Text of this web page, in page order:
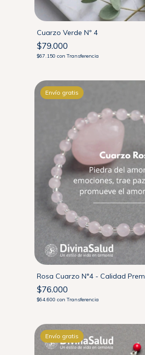
Cuarzo Verde Nº 4
$79.000
$67.150 con Transferencia
Envío gratis
Rosa Cuarzo N°4 - Calidad
$76.000
$64.600 con Transferencia
Envío gratis